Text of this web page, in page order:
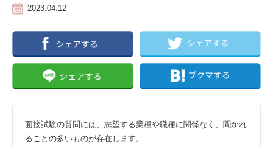
2023.04.12
面接試験の質問には、志望する業種や職種に関係なく、聞かれ
ることの多いものが存在します。